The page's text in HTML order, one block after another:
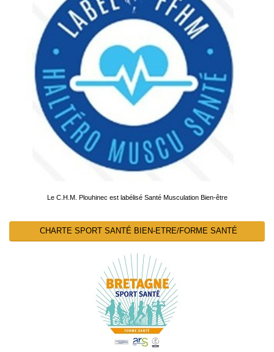
Le C.H.M. Plouhinec est labélisé Santé Musculation Bien-être
CHARTE SPORT SANTÉ BIEN-ETRE/FORME SANTÉ